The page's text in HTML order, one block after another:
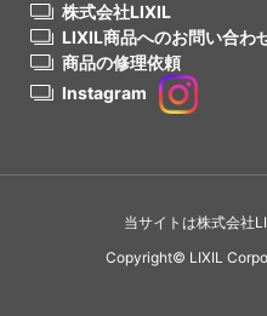
株式会社LIXIL
LIXIL商品へのお問い合わ
商品の修理依頼
Instagram
当サイトは株式会社
Copyright© LIXIL